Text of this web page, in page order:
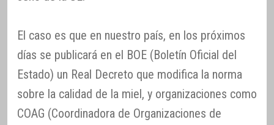
El caso es que en nuestro país, en los próximos
días se publicará en el BOE (Boletín Oficial del
Estado) un Real Decreto que modifica la norma
sobre la calidad de la miel, y organizaciones como
COAG (Coordinadora de Organizaciones de